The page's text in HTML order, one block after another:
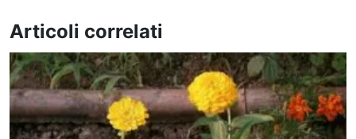
Articoli correlati